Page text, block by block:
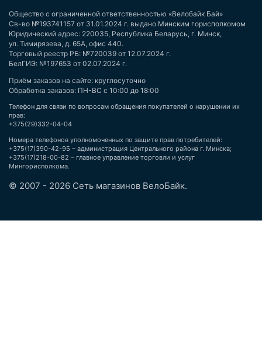
Общество с ограниченной ответственностью «Велобайк Бай»
Св-во №193741157 от 31.01.2024 г. выдано Минским горисполкомом
Юридический адрес: 220035, Республика Беларусь, г. Минск,
ул. Тимирязева, д. 65А, офис 440.
Торговый реестр РБ: №720039 от 12.07.2024 г.
БелГИЭ: №197653 от 02.07.2024 г.
Приём заказов на сайте: круглосуточно
Обработка заказов: ПН-ВС с 10:00 до 18:00
Телефон для связи по вопросам обращения покупателей о нарушении их
прав:
+375(29)332-04-04
Номера телефонов уполномоченных по защите прав потребителей:
+375(17)390-42-95 – администрация Центрального района г. Минска;
+375(17)218-00-82 – главное управление торговли и услуг
Мингорисполкома.
© 2007 - 2026 Сеть магазинов ВелоБайк.